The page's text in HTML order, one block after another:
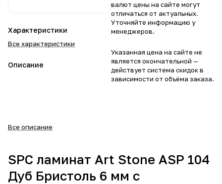
Характеристики
Все характеристики
Описание
Все описание
валют цены на сайте могут
отличаться от актуальных.
Уточняйте информацию у
менеджеров.
Указанная цена на сайте не
является окончательной —
действует система скидок в
зависимости от объёма заказа.
SPC ламинат Art Stone ASP 104
Дуб Бристоль 6 мм с